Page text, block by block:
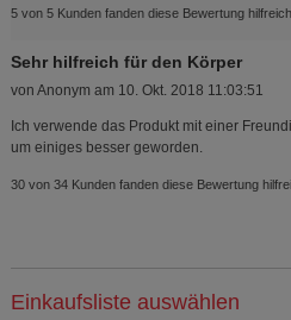
5 von 5 Kunden fanden diese Bewertung hilfreich.
Sehr hilfreich für den Körper
von Anonym am 10. Okt. 2018 11:03:51
Ich verwende das Produkt mit einer
um einiges besser geworden.
30 von 34 Kunden fanden diese Bewertung
Einkaufsliste auswählen